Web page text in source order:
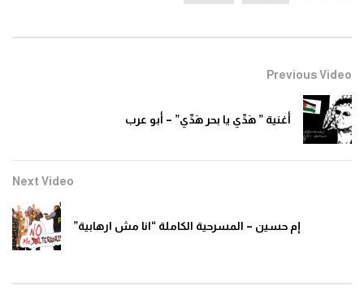
Previous Video
أغنية ” هَدِّي يا بحر هَدِّي” – أبو عرب
Next Video
إم حسين – المسرحية الكاملة “انا مش ارهابية”